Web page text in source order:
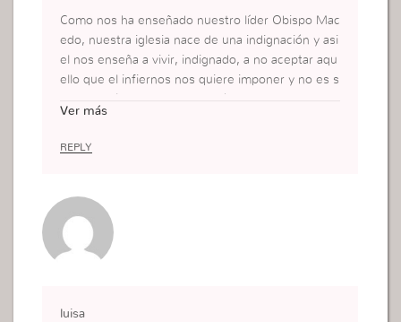
Como nos ha enseñado nuestro líder Obispo Mac
edo, nuestra iglesia nace de una indignación y asi
el nos enseña a vivir, indignado, a no aceptar aqu
ello que el infiernos nos quiere imponer y no es s
o, como bien lo expreso, no se trata de enojarno
s con otras personas, ni tener malos ojos, ni muc
ho menos juzgarla y si de indignarnos de la situac
ión. Agradezco enormemente las enseñanzas qu
Ver más
REPLY
luisa